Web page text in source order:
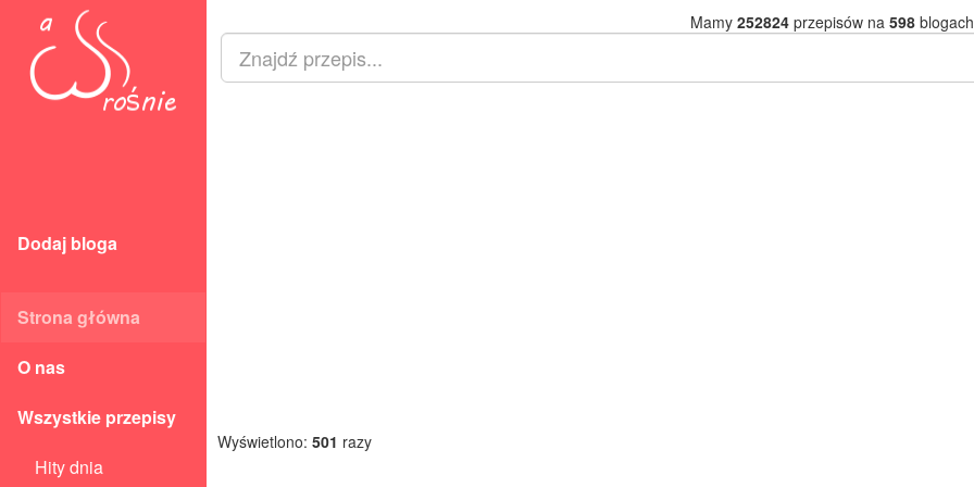
Dodaj bloga
Strona główna
O nas
Wszystkie przepisy
Hity dnia
Mamy 252824przepisów na 598
Wyświetlono: 501 razy